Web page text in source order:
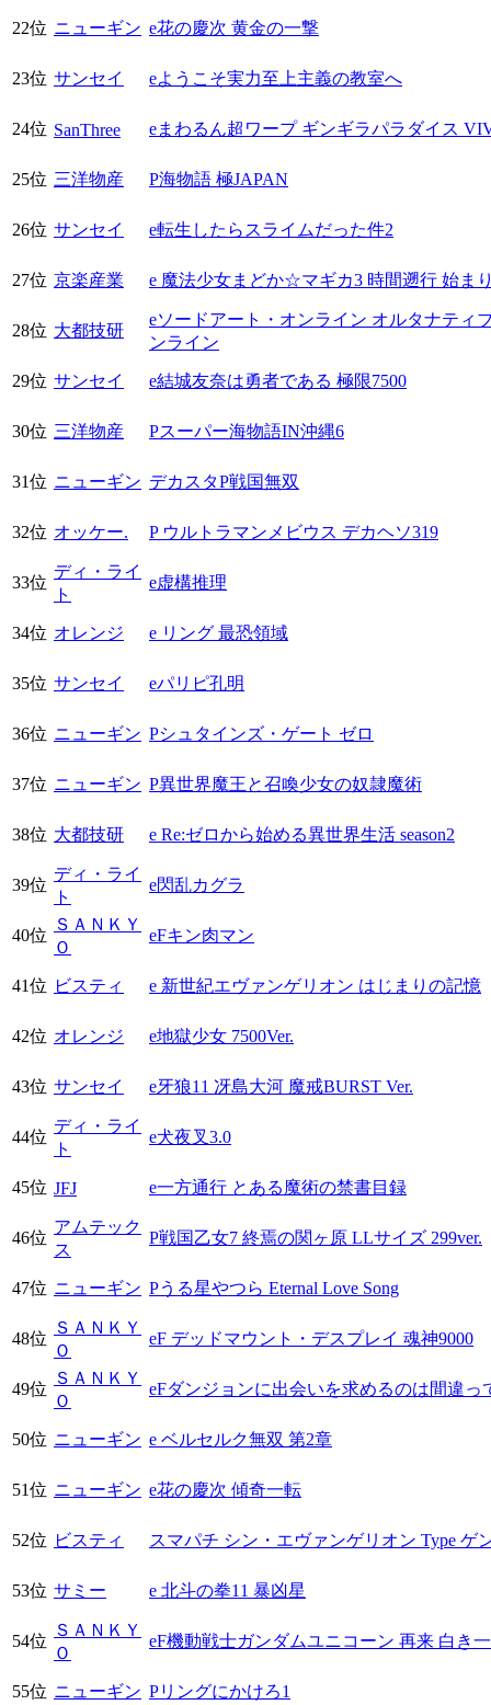
22位 ニューギン e花の慶次 黄金の一撃
23位 サンセイ eようこそ実力至上主義の教室へ
24位 SanThree eまわるん超ワープ ギンギラパラダイス
25位 三洋物産 P海物語 極JAPAN
26位 サンセイ e転生したらスライムだった件2
27位 京楽産業 e 魔法少女まどか☆マギカ3 時間遡行 始ま
28位 大都技研
eソードアート・オンライン オルタナティ
ンライン
29位 サンセイ e結城友奈は勇者である 極限7500
30位 三洋物産 Pスーパー海物語IN沖縄6
31位 ニューギン デカスタP戦国無双
32位 オッケー. P ウルトラマンメビウス デカヘソ319
33位
ディ・ライ
ト
e虚構推理
34位 オレンジ e リング 最恐領域
35位 サンセイ eパリピ孔明
36位 ニューギン Pシュタインズ・ゲート ゼロ
37位 ニューギン P異世界魔王と召喚少女の奴隷魔術
38位 大都技研 e Re:ゼロから始める異世界生活 season2
39位
ディ・ライ
ト
e閃乱カグラ
40位
ＳＡＮＫＹ
Ｏ
eFキン肉マン
41位 ビスティ e 新世紀エヴァンゲリオン はじまりの記憶
42位 オレンジ e地獄少女 7500Ver.
43位 サンセイ e牙狼11 冴島大河 魔戒BURST Ver.
44位
ディ・ライ
ト
e犬夜叉3.0
45位 JFJ e一方通行 とある魔術の禁書目録
46位
アムテック
ス
P戦国乙女7 終焉の関ヶ原 LLサイズ 299ver.
47位 ニューギン Pうる星やつら Eternal Love Song
48位
ＳＡＮＫＹ
Ｏ
eF デッドマウント・デスプレイ 魂神9000
49位
ＳＡＮＫＹ
Ｏ
eFダンジョンに出会いを求めるのは間違っ
50位 ニューギン e ベルセルク無双 第2章
51位 ニューギン e花の慶次 傾奇一転
52位 ビスティ スマパチ シン・エヴァンゲリオン Type ゲ
53位 サミー e 北斗の拳11 暴凶星
54位
ＳＡＮＫＹ
Ｏ
eF機動戦士ガンダムユニコーン 再来 白き
55位 ニューギン Pリングにかけろ1